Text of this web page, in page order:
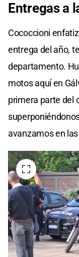
Entregas a
Cococcioni
entrega del año,
departamento.
motos aquí en
primera parte del
avanzamos en